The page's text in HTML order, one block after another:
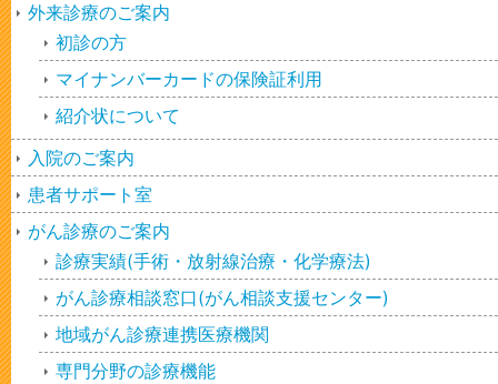
外来診療のご案内
初診の方
マイナンバーカードの保険証利用
紹介状について
入院のご案内
患者サポート室
がん診療のご案内
診療実績(手術・放射線治療・化学療法)
がん診療相談窓口(がん相談支援センター)
地域がん診療連携医療機関
専門分野の診療機能